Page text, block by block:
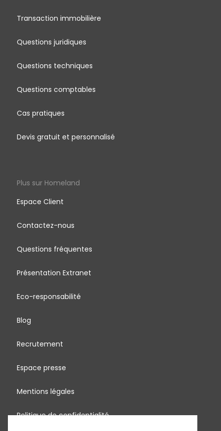
Transaction immobilière
Questions juridiques
Questions techniques
Questions comptables
Cas pratiques
Devis gratuit et personnalisé
Plus sur Homeland
Espace Client
Contactez-nous
Questions fréquentes
Présentation Extranet
Eco-responsabilité
Blog
Recrutement
Espace presse
Mentions légales
Politique de confidentialité